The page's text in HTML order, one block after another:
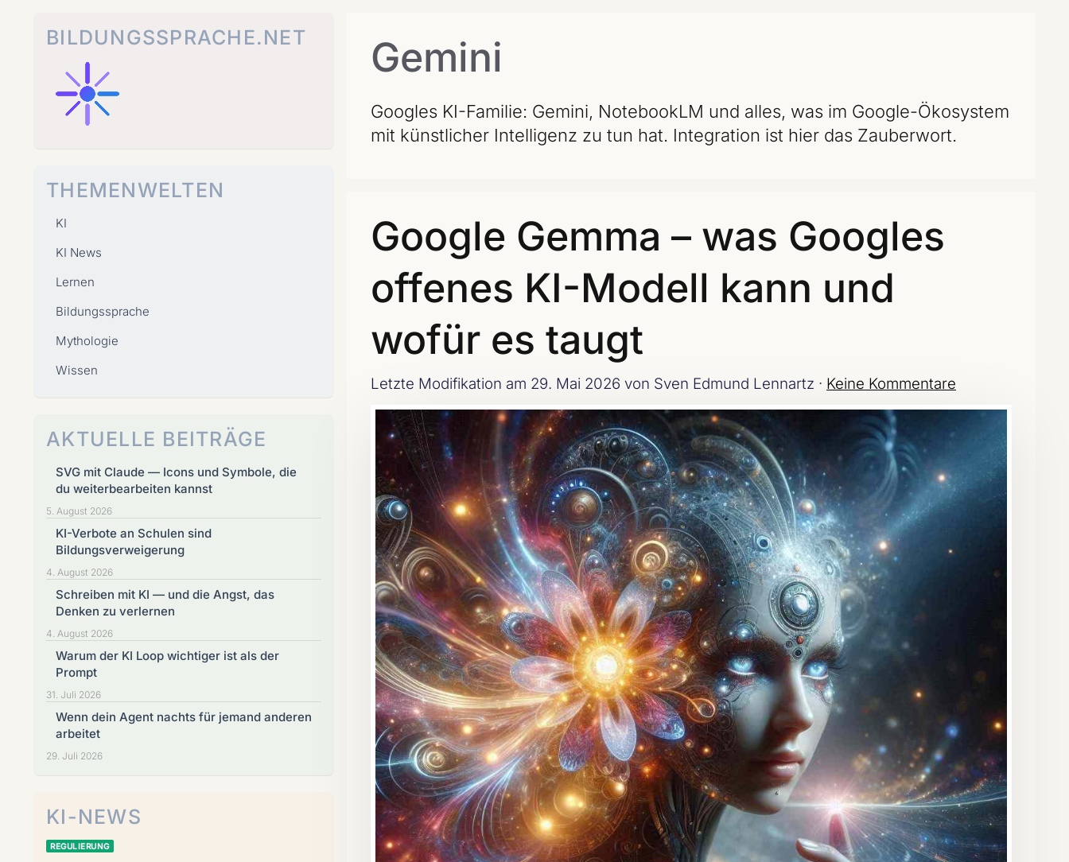
Gemini
Googles KI-Familie: Gemini, NotebookLM und alles, was im Google-Ökosystem
mit künstlicher Intelligenz zu tun hat. Integration ist hier das Zauberwort.
Google Gemma – was Googles
offenes KI-Modell kann und
wofür es taugt
Letzte Modifikation am 29. Mai 2026 von Sven Edmund Lennartz · Keine Kommentare
BILDUNGSSPRACHE.NET
THEMENWELTEN
KI
KI News
Lernen
Bildungssprache
Mythologie
Wissen
AKTUELLE BEITRÄGE
SVG mit Claude — Icons und Symbole, die
du weiterbearbeiten kannst
5. August 2026
KI-Verbote an Schulen sind
Bildungsverweigerung
4. August 2026
Schreiben mit KI — und die Angst, das
Denken zu verlernen
4. August 2026
Warum der KI Loop wichtiger ist als der
Prompt
31. Juli 2026
Wenn dein Agent nachts für jemand anderen
arbeitet
29. Juli 2026
KI-NEWS
REGULIERUNG